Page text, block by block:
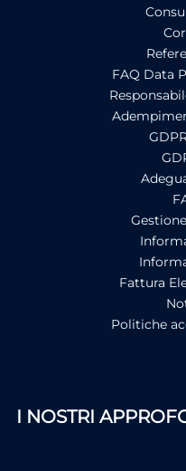
FAQ Data
Fattura
Politiche
I NOSTRI